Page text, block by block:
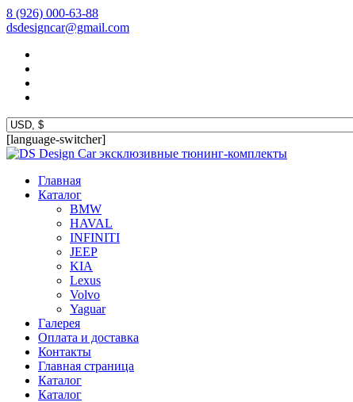
8 (926) 000-63-88
dsdesigncar@gmail.com
[language-switcher]
эксклюзивные тюнинг-комплекты
Главная
Каталог
BMW
HAVAL
INFINITI
JEEP
KIA
Lexus
Volvo
Yaguar
Галерея
Оплата и доставка
Контакты
Главная страница
Каталог
Каталог